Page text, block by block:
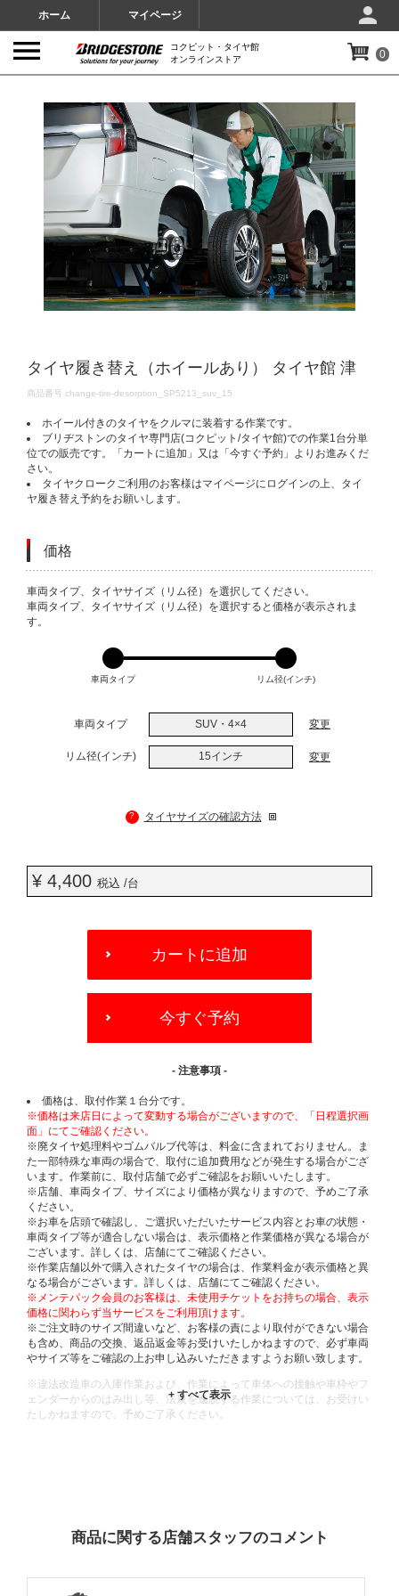
ホーム マイページ
コクピット・タイヤ館
オンラインストア
0
タイヤ履き替え（ホイールあり） タイヤ館 津
DETAILS
商品番号 change-tire-desorption_SP5213_suv_15
ホイール付きのタイヤをクルマに装着する作業です。
ブリヂストンのタイヤ専門店(コクピット/タイヤ館)での作業1台分単
位での販売です。「カートに追加」又は「今すぐ予約」よりお進みくだ
さい。
タイヤクロークご利用のお客様はマイページにログインの上、タイ
ヤ履き替え予約をお願いします。
価格
VARIATIONS
車両タイプ、タイヤサイズ（リム径）を選択してください。
車両タイプ、タイヤサイズ（リム径）を選択すると価格が表示されま
す。
車両タイプ リム径(インチ)
車両タイプ SUV・4×4 変更
リム径(インチ) 15インチ 変更
? タイヤサイズの確認方法
¥ 4,400 税込 /台
OPTIONS
カートに追加
今すぐ予約
- 注意事項 -
価格は、取付作業１台分です。
※価格は来店日によって変動する場合がございますので、「日程選択画
面」にてご確認ください。
※廃タイヤ処理料やゴムバルブ代等は、料金に含まれておりません。ま
た一部特殊な車両の場合で、取付に追加費用などが発生する場合がござ
います。作業前に、取付店舗で必ずご確認をお願いいたします。
※店舗、車両タイプ、サイズにより価格が異なりますので、予めご了承
ください。
※お車を店頭で確認し、ご選択いただいたサービス内容とお車の状態・
車両タイプ等が適合しない場合は、表示価格と作業価格が異なる場合が
ございます。詳しくは、店舗にてご確認ください。
※作業店舗以外で購入されたタイヤの場合は、作業料金が表示価格と異
なる場合がございます。詳しくは、店舗にてご確認ください。
※メンテパック会員のお客様は、未使用チケットをお持ちの場合、表示
価格に関わらず当サービスをご利用頂けます。
※ご注文時のサイズ間違いなど、お客様の責により取付ができない場合
も含め、商品の交換、返品返金等お受けいたしかねますので、必ず車両
やサイズ等をご確認の上お申し込みいただきますようお願い致します。
※違法改造車の入庫作業および、作業によって車体への接触や車枠やフ
ェンダーからのはみ出し等、法規を逸脱する作業については、お受けい
たしかねますので、予めご了承ください。
商品に関する店舗スタッフのコメント